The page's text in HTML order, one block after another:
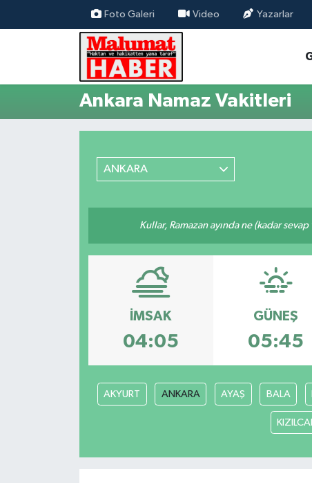
Foto Galeri Video Yazarlar
Ankara Namaz Vakitleri
ANKARA
Kullar, Ramazan ayında ne (kadar
İMSAK
04:05
GÜNEŞ
05:45
AKYURT ANKARA AYAŞ BALA
Nöbetçi Eczaneler
Hava Durumu
Trafik Durumu
Süper Lig Puan Durumu ve Fikstür
Son Dakika Haberleri